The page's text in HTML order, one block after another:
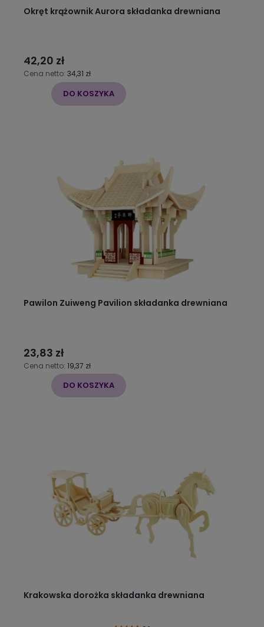
Okręt krążownik Aurora składanka drewniana
42,20 zł
Cena netto: 34,31 zł
DO KOSZYKA
Pawilon Zuiweng Pavilion składanka drewniana
23,83 zł
Cena netto: 19,37 zł
DO KOSZYKA
Krakowska dorożka składanka drewniana